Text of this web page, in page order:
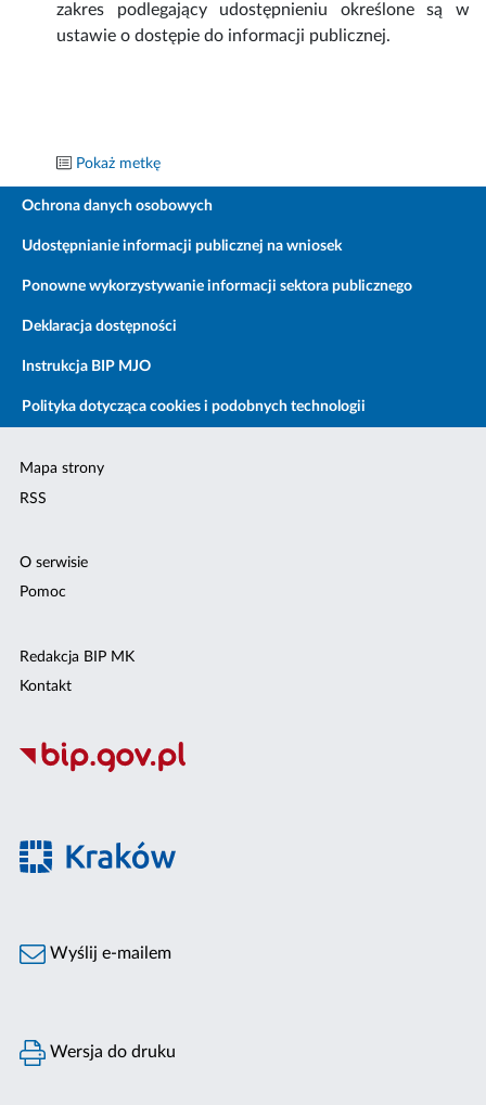
zakres podlegający udostępnieniu określone są w
ustawie o dostępie do informacji publicznej.
Pokaż metkę
Ochrona danych osobowych
Udostępnianie informacji publicznej na wniosek
Ponowne wykorzystywanie informacji sektora publicznego
Deklaracja dostępności
Instrukcja BIP MJO
Polityka dotycząca cookies i podobnych technologii
Mapa strony
RSS
O serwisie
Pomoc
Redakcja BIP MK
Kontakt
Wyślij e-mailem
Wersja do druku